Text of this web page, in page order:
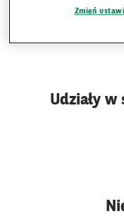
Udziały
Zmień